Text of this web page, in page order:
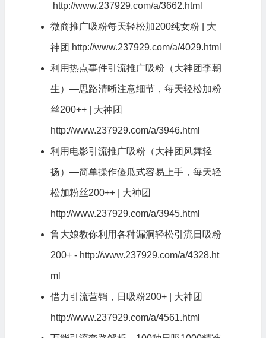
http://www.237929.com/a/3662.html
微商推广吸粉每天轻松加200纯女粉 | 大
神团 http://www.237929.com/a/4029.html
利用热点事件引流推广吸粉（大神团李朝
生）—思路清晰注意细节，每天轻松加粉
丝200++ | 大神团
http://www.237929.com/a/3946.html
利用电影引流推广吸粉（大神团风舞轻
扬）—简单操作傻瓜式容易上手，每天轻
松加粉丝200++ | 大神团
http://www.237929.com/a/3945.html
鲁大娘教你利用各种漏洞轻松引流日吸粉
200+ - http://www.237929.com/a/4328.ht
ml
借力引流营销，日吸粉200+ | 大神团
http://www.237929.com/a/4561.html